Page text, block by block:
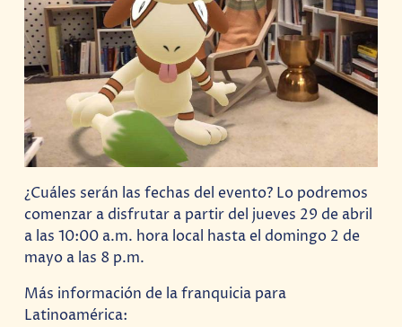
¿Cuáles serán las fechas del evento? Lo podremos
comenzar a disfrutar a partir del jueves 29 de abril
a las 10:00 a.m. hora local hasta el domingo 2 de
mayo a las 8 p.m.
Más información de la franquicia para
Latinoamérica: